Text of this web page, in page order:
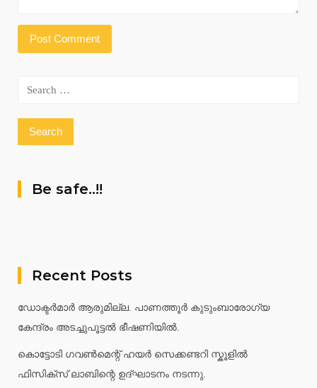
Search
Be safe..!!
Recent Posts
ഡോക്ടർമാർ ആരുമില്ല. പാണത്തൂർ കുടുംബാരോഗ്യ
കേന്ദ്രം അടച്ചുപൂട്ടൽ ഭീഷണിയിൽ.
കൊട്ടോടി ഗവൺമെന്റ് ഹയർ സെക്കണ്ടറി സ്കൂളിൽ
ഫിസിക്സ് ലാബിന്റെ ഉദ്ഘാടനം നടന്നു.